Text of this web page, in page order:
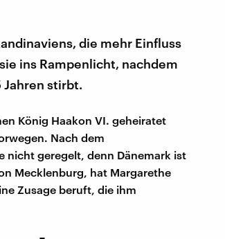
die mehr Einfluss
ins Rampenlicht, nachdem
Jahren stirbt.
König Haakon VI. geheiratet
Nach dem
nicht geregelt, denn Dänemark ist
Mecklenburg, hat Margarethe
Zusage beruft, die ihm